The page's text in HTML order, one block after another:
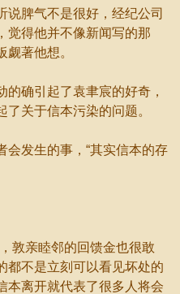
脾气不是很好，经纪公司
觉得他并不像新闻写的那
著他想。
确引起了袁聿宸的好奇，
关于信本污染的问题。
发生的事，“其实信本的存
亲睦邻的回馈金也很敢
都不是立刻可以看见坏处的
本离开就代表了很多人将会